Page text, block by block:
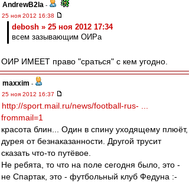
AndrewB2la -
25 ноя 2012 16:38
debosh » 25 ноя 2012 17:34
всем зазывающим ОИРа
ОИР ИМЕЕТ право "сраться" с кем угодно.
maxxim -
25 ноя 2012 16:37
http://sport.mail.ru/news/football-rus- ...
frommail=1
красота блин... Один в спину уходящему плюёт,
дурея от безнаказанности. Другой трусит
сказать что-то путёвое.
Не ребята, то что на поле сегодня было, это -
не Спартак, это - футбольный клуб Федуна :-